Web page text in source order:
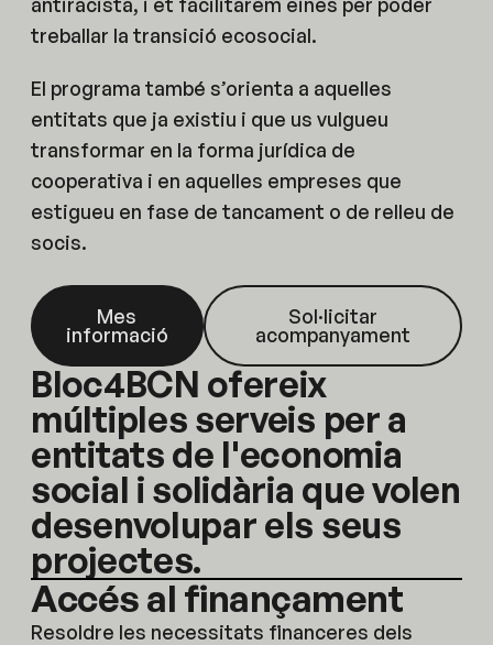
treballar la transició ecosocial.
El programa també s’orienta a aquelles
entitats que ja existiu i que us vulgueu
transformar en la forma jurídica de
cooperativa i en aquelles empreses que
estigueu en fase de tancament o de relleu de
socis.
Mes
informació
Sol·licitar
acompanyament
Bloc4BCN ofereix
múltiples serveis per a
entitats de l'economia
social i solidària que volen
desenvolupar els seus
projectes.
Accés al finançament
Resoldre les necessitats financeres dels